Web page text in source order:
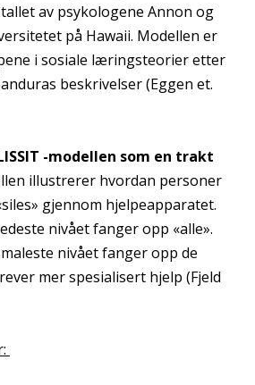
av psykologene Annon og
på Hawaii. Modellen er
i sosiale læringsteorier etter
beskrivelser (Eggen et.
-modellen som en trakt
illustrerer hvordan personer
gjennom hjelpeapparatet.
nivået fanger opp «alle».
nivået fanger opp de
mer spesialisert hjelp (Fjeld